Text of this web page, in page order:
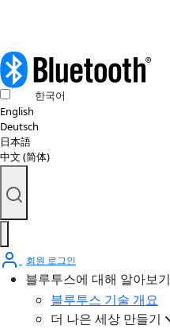
한국어
English
Deutsch
日本語
中文 (简体)
회원 로그인
블루투스에 대해 알아보기
블루투스 기술 개요
더 나은 세상 만들기